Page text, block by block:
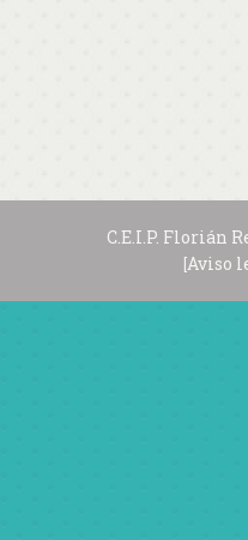
C.E.I.P. Florián
[Aviso